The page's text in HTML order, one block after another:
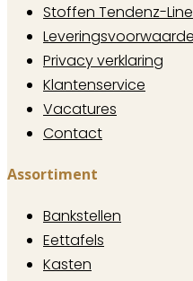
Stoffen Tendenz-Line
Privacy verklaring
Klantenservice
Vacatures
Contact
Assortiment
Bankstellen
Eettafels
Kasten